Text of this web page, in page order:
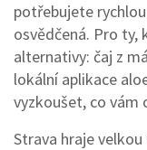
potřebujete
osvědčená. Pro
alternativy: čaj z
lokální aplikace
vyzkoušet, co vám
Strava hraje